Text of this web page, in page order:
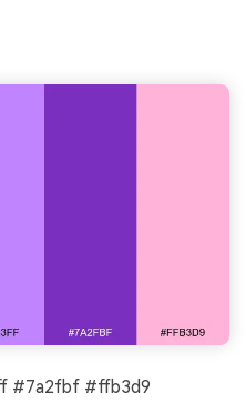
#7a2fbf #ffb3d9